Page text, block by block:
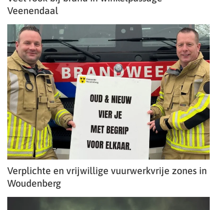
Veenendaal
Verplichte en vrijwillige vuurwerkvrije zones in
Woudenberg